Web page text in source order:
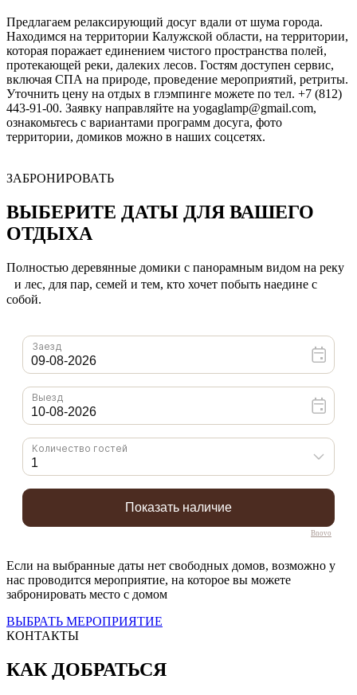
Предлагаем релаксирующий досуг вдали от шума города.
Находимся на территории Калужской области, на территории,
которая поражает единением чистого пространства полей,
протекающей реки, далеких лесов. Гостям доступен сервис,
включая СПА на природе, проведение мероприятий, ретриты.
Уточнить цену на отдых в глэмпинге можете по тел. +7 (812)
443-91-00. Заявку направляйте на yogaglamp@gmail.com,
ознакомьтесь с вариантами программ досуга, фото
территории, домиков можно в наших соцсетях.
ЗАБРОНИРОВАТЬ
ВЫБЕРИТЕ ДАТЫ ДЛЯ ВАШЕГО
ОТДЫХА
Полностью деревянные домики с панорамным видом на реку
и лес, для пар, семей и тем, кто хочет побыть наедине с
собой.
Bnovo
Если на выбранные даты нет свободных домов, возможно у
нас проводится мероприятие, на которое вы можете
забронировать место с домом
ВЫБРАТЬ МЕРОПРИЯТИЕ
КОНТАКТЫ
КАК ДОБРАТЬСЯ